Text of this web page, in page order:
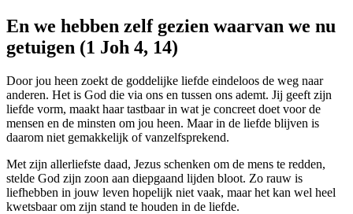
En we hebben zelf gezien waarvan we nu
getuigen (1 Joh 4, 14)
Door jou heen zoekt de goddelijke liefde eindeloos de weg naar
anderen. Het is God die via ons en tussen ons ademt. Jij geeft zijn
liefde vorm, maakt haar tastbaar in wat je concreet doet voor de
mensen en de minsten om jou heen. Maar in de liefde blijven is
daarom niet gemakkelijk of vanzelfsprekend.
Met zijn allerliefste daad, Jezus schenken om de mens te redden,
stelde God zijn zoon aan diepgaand lijden bloot. Zo rauw is
liefhebben in jouw leven hopelijk niet vaak, maar het kan wel heel
kwetsbaar om zijn stand te houden in de liefde.